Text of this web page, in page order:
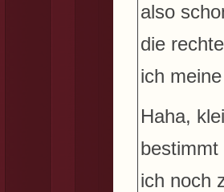
also
die
ich
Haha,
bestimmt
ich noch